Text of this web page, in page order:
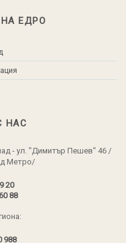
ЕДРО
НАС
- ул. "Димитър Пешев" 46 /
Метро/
20
88
988